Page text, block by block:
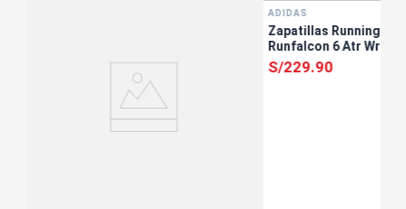
ADIDAS
Zapatillas Running
Runfalcon 6 Atr Wr W
S/229.90